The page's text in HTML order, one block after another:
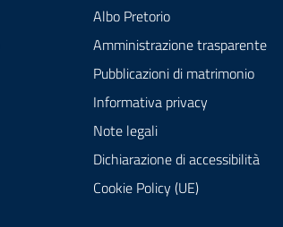
Albo Pretorio
Amministrazione trasparente
Pubblicazioni di matrimonio
Informativa privacy
Note legali
Dichiarazione di accessibilità
Cookie Policy (UE)